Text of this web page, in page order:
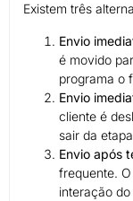
Existem três
Envio
é movido
programa o
Envio
cliente é
sair da
Envio após
frequente.
interação